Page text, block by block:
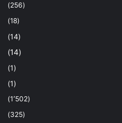
(256)
(18)
(14)
(14)
(1)
(1)
(1٬502)
(325)